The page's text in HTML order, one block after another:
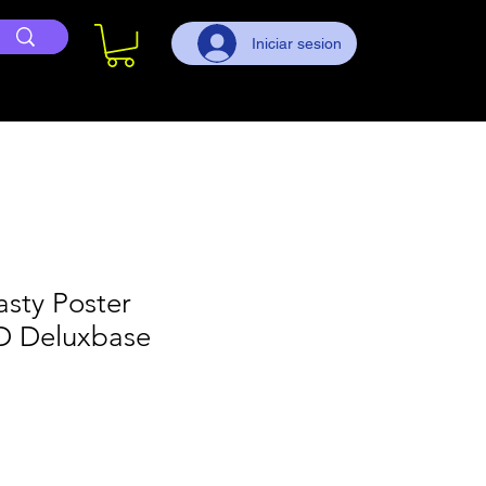
Iniciar sesion
Poster
Deluxbase